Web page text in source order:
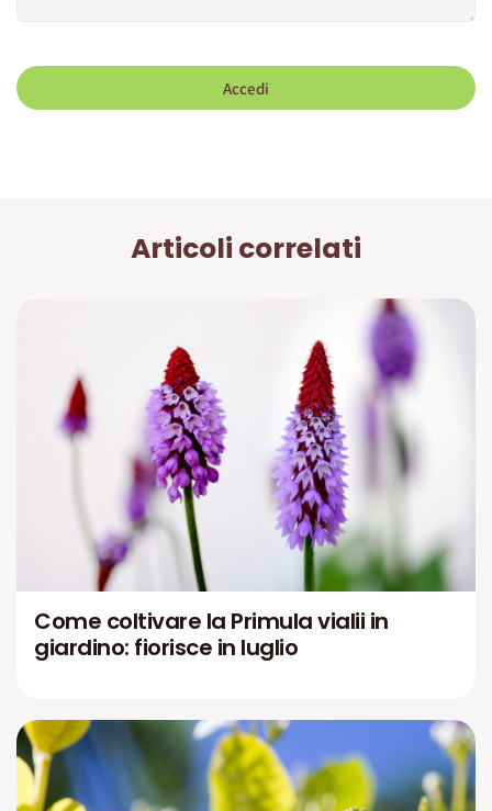
Accedi
Articoli correlati
Come coltivare la Primula vialii in
giardino: fiorisce in luglio